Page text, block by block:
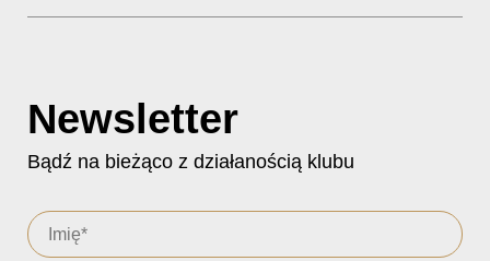
Newsletter
Bądź na bieżąco z działanością klubu